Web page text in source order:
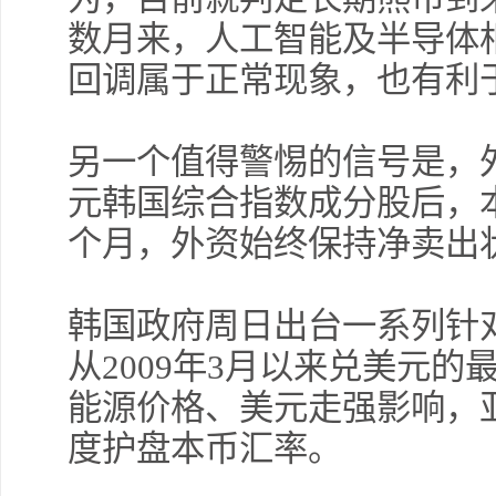
数月来，人工智能及半导
回调属于正常现象，也有利
另一个值得警惕的信号是，
元韩国综合指数成分股后
个月，外资始终保持净卖出
韩国政府周日出台一系列
从2009年3月以来兑美元的
能源价格、美元走强影响
度护盘本币汇率。